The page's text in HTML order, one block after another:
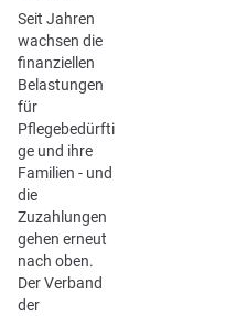
Seit Jahren
wachsen die
finanziellen
Belastungen
für
Pflegebedürfti
ge und ihre
Familien - und
die
Zuzahlungen
gehen erneut
nach oben.
Der Verband
der